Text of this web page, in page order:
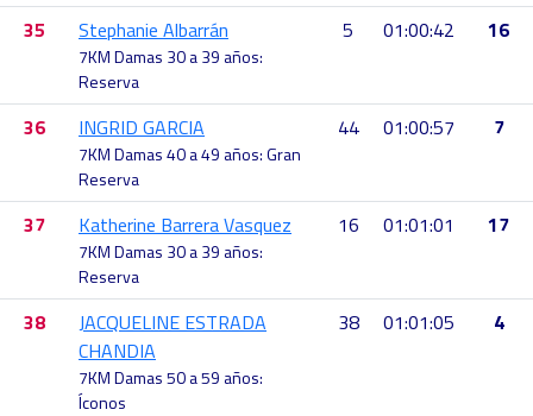
35 Stephanie Albarrán
7KM Damas 30 a 39 años:
Reserva
5 01:00:42 16
36 INGRID GARCIA
7KM Damas 40 a 49 años: Gran
Reserva
44 01:00:57 7
37 Katherine Barrera Vasquez
7KM Damas 30 a 39 años:
Reserva
16 01:01:01 17
38
JACQUELINE ESTRADA
CHANDIA
7KM Damas 50 a 59 años:
Íconos
38 01:01:05 4